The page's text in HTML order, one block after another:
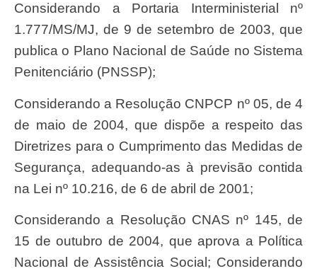
Considerando a Portaria Interministerial nº
1.777/MS/MJ, de 9 de setembro de 2003, que
publica o Plano Nacional de Saúde no Sistema
Penitenciário (PNSSP);
Considerando a Resolução CNPCP nº 05, de 4
de maio de 2004, que dispõe a respeito das
Diretrizes para o Cumprimento das Medidas de
Segurança, adequando-as à previsão contida
na Lei nº 10.216, de 6 de abril de 2001;
Considerando a Resolução CNAS nº 145, de
15 de outubro de 2004, que aprova a Política
Nacional de Assistência Social; Considerando